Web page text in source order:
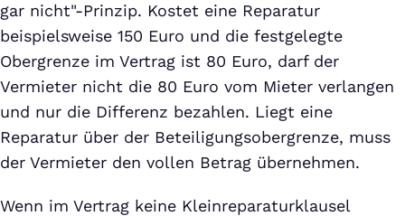
gar nicht"-Prinzip. Kostet eine Reparatur
beispielsweise 150 Euro und die festgelegte
Obergrenze im Vertrag ist 80 Euro, darf der
Vermieter nicht die 80 Euro vom Mieter verlangen
und nur die Differenz bezahlen. Liegt eine
Reparatur über der Beteiligungsobergrenze, muss
der Vermieter den vollen Betrag übernehmen.
Wenn im Vertrag keine Kleinreparaturklausel